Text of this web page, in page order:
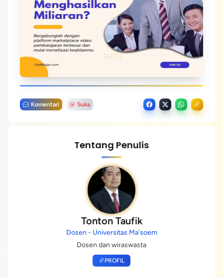
Komentari Suka
Tentang Penulis
Tonton Taufik
Dosen - Universitas Ma'soem
Dosen dan wiraswasta
PROFIL